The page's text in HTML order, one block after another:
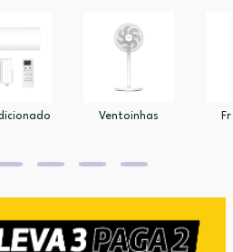
Ventoinhas